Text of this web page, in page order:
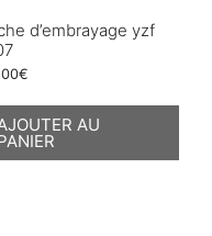
d’embrayage yzf
€
AU